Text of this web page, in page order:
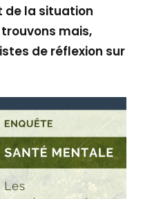
la situation
mais,
de réflexion sur